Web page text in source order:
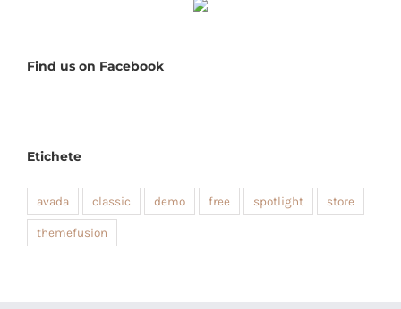
Find us on Facebook
Etichete
avada classic demo free spotlight store
themefusion